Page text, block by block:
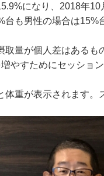
になり、2018年
も男性の場合は
量が個人差はある
やすためにセッショ
重が表示されます。